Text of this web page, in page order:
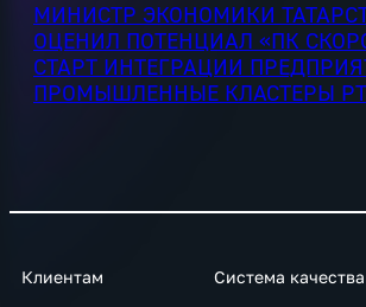
МИНИСТР ЭКОНОМИКИ
ОЦЕНИЛ ПОТЕНЦИАЛ «ПК
СТАРТ ИНТЕГРАЦИИ
ПРОМЫШЛЕННЫЕ КЛАСТЕРЫ РТ
Клиентам Система качества